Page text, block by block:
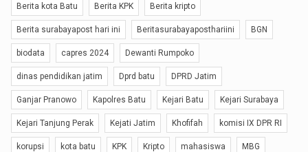
Berita kota Batu Berita KPK Berita kripto
Berita surabayapost hari ini Beritasurabayaposthariini BGN
biodata capres 2024 Dewanti Rumpoko
dinas pendidikan jatim Dprd batu DPRD Jatim
Ganjar Pranowo Kapolres Batu Kejari Batu Kejari Surabaya
Kejari Tanjung Perak Kejati Jatim Khofifah komisi IX DPR RI
korupsi kota batu KPK Kripto mahasiswa MBG